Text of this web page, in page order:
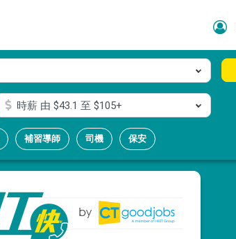
時薪由 $43.1 至 $105+
補習導師 司機 保安